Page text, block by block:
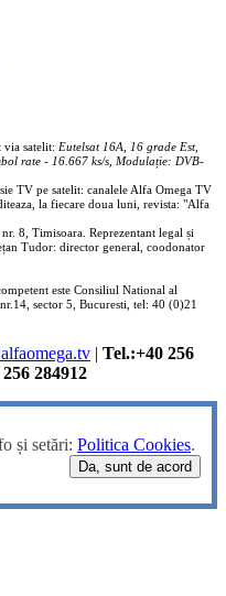
satelit: Eutelsat 16A, 16 grade Est,
rate - 16.667 ks/s, Modulație: DVB-
TV pe satelit: canalele Alfa Omega TV
la fiecare doua luni, revista: "Alfa
8, Timisoara. Reprezentant legal și
Tudor: director general, coodonator
este Consiliul National al
sector 5, Bucuresti, tel: 40 (0)21
| Tel.:+40 256
284912
și setări: Politica Cookies.
Da, sunt de acord